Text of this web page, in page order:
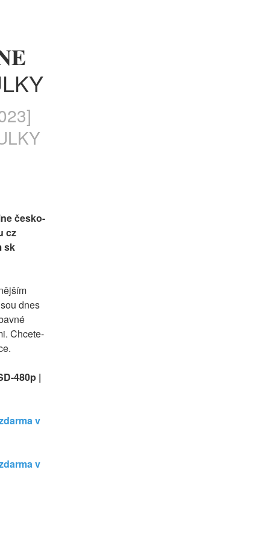
česko-
cz
sk
dnes
Chcete-
480p |
v
v